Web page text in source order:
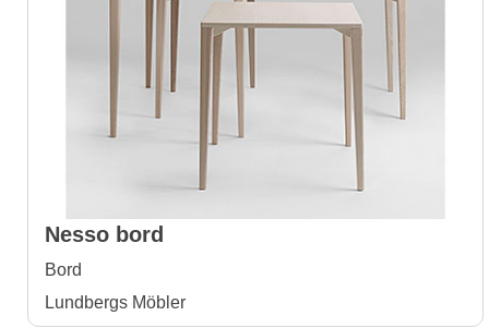
Nesso bord
Bord
Lundbergs Möbler